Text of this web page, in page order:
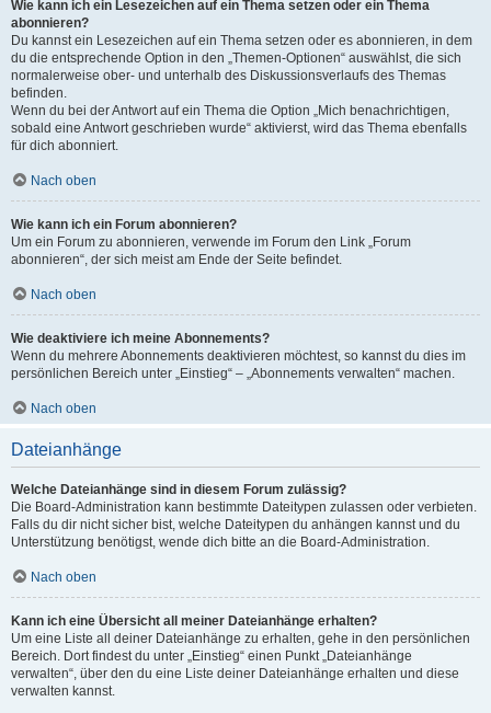
Wie kann ich ein Lesezeichen auf ein Thema setzen oder ein Thema
abonnieren?
Du kannst ein Lesezeichen auf ein Thema setzen oder es abonnieren, in dem
du die entsprechende Option in den „Themen-Optionen“ auswählst, die sich
normalerweise ober- und unterhalb des Diskussionsverlaufs des Themas
befinden.
Wenn du bei der Antwort auf ein Thema die Option „Mich benachrichtigen,
sobald eine Antwort geschrieben wurde“ aktivierst, wird das Thema ebenfalls
für dich abonniert.
Nach oben
Wie kann ich ein Forum abonnieren?
Um ein Forum zu abonnieren, verwende im Forum den Link „Forum
abonnieren“, der sich meist am Ende der Seite befindet.
Nach oben
Wie deaktiviere ich meine Abonnements?
Wenn du mehrere Abonnements deaktivieren möchtest, so kannst du dies im
persönlichen Bereich unter „Einstieg“ – „Abonnements verwalten“ machen.
Nach oben
Dateianhänge
Welche Dateianhänge sind in diesem Forum zulässig?
Die Board-Administration kann bestimmte Dateitypen zulassen oder verbieten.
Falls du dir nicht sicher bist, welche Dateitypen du anhängen kannst und du
Unterstützung benötigst, wende dich bitte an die Board-Administration.
Nach oben
Kann ich eine Übersicht all meiner Dateianhänge erhalten?
Um eine Liste all deiner Dateianhänge zu erhalten, gehe in den persönlichen
Bereich. Dort findest du unter „Einstieg“ einen Punkt „Dateianhänge
verwalten“, über den du eine Liste deiner Dateianhänge erhalten und diese
verwalten kannst.